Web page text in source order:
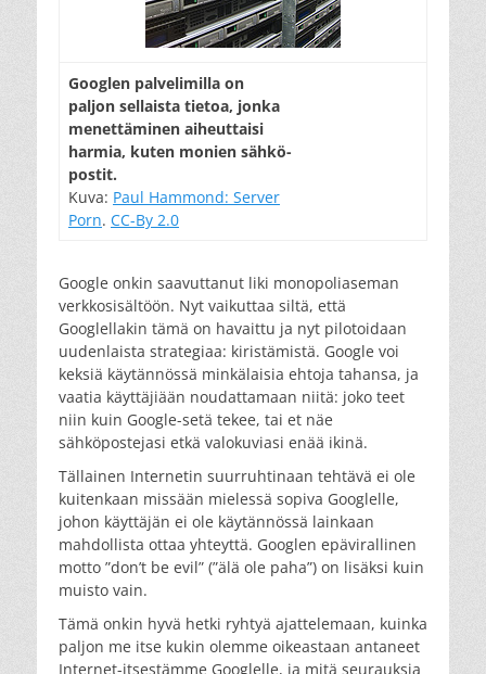
Googlen palvelimilla on
paljon sellaista tietoa, jonka
menettäminen aiheuttaisi
harmia, kuten monien sähkö-
postit.
Kuva: Paul Hammond: Server
Porn. CC-By 2.0
Google onkin saavuttanut liki monopoliaseman
verkkosisältöön. Nyt vaikuttaa siltä, että
Googlellakin tämä on havaittu ja nyt pilotoidaan
uudenlaista strategiaa: kiristämistä. Google voi
keksiä käytännössä minkälaisia ehtoja tahansa, ja
vaatia käyttäjiään noudattamaan niitä: joko teet
niin kuin Google-setä tekee, tai et näe
sähköpostejasi etkä valokuviasi enää ikinä.
Tällainen Internetin suurruhtinaan tehtävä ei ole
kuitenkaan missään mielessä sopiva Googlelle,
johon käyttäjän ei ole käytännössä lainkaan
mahdollista ottaa yhteyttä. Googlen epävirallinen
motto ”don’t be evil” (”älä ole paha”) on lisäksi kuin
muisto vain.
Tämä onkin hyvä hetki ryhtyä ajattelemaan, kuinka
paljon me itse kukin olemme oikeastaan antaneet
Internet-itsestämme Googlelle, ja mitä seurauksia